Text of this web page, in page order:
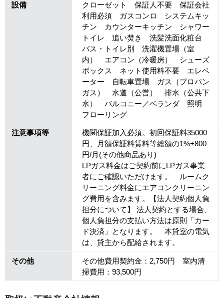
設備
クローゼット 保証人不要 保証会社
利用必須 ガスコンロ システムキッ
チン カウンターキッチン シャワー
トイレ 追い焚き 洗髪洗面化粧台
バス・トイレ別 洗濯機置場（室
内） エアコン（冷暖房） シューズ
ボックス ネット使用料不要 エレベ
ーター 自転車置場 ガス（プロパン
ガス） 水道（公営） 排水（公共下
水） バルコニー／ベランダ 照明
フローリング
注意事項等
機関保証加入必須。初回保証料35000
円、月額保証料賃料等総額の1%+800
円/月(その他商品あり)
LPガス料金はご契約前にLPガス事業
者にご確認いただけます。 ルームク
リーニング料金にエアコンクリーニン
グ費用を含みます。【法人契約個人負
担分について】 法人契約とする場合、
個人負担分の支払い方法は原則「カー
ド決済」となります。 本貸室の電気
は、貸主から配給されます。
その他
その他費用契約金：2,750円 室内清
掃費用：93,500円